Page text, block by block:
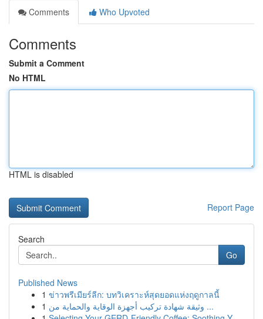
Comments
Who Upvoted
Comments
Submit a Comment
No HTML
HTML is disabled
Report Page
Search
Go
Published News
1 ข่าวพรีเมียร์ลีก: บทวิเคราะห์สุดยอดแห่งฤดูกาลนี้
1
وثيقة شهادة تركيب أجهزة الوقاية والحماية من ...